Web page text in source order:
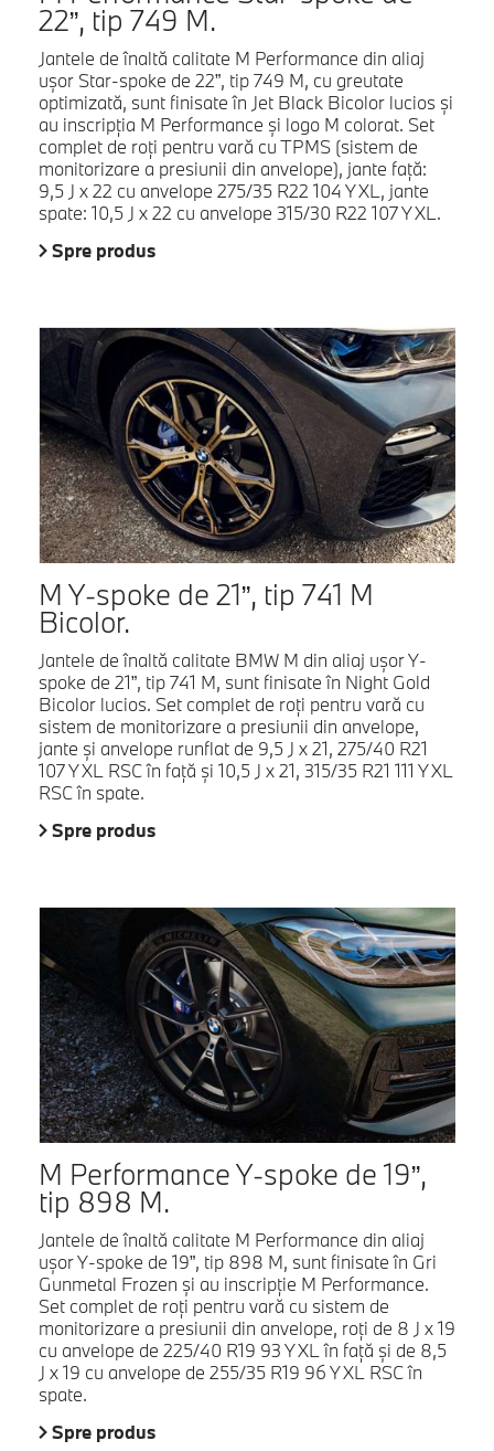
22”, tip 749 M.
Jantele de înaltă calitate M Performance din aliaj
uşor Star-spoke de 22”, tip 749 M, cu greutate
optimizată, sunt finisate în Jet Black Bicolor lucios şi
au inscripţia M Performance şi logo M colorat. Set
complet de roţi pentru vară cu TPMS (sistem de
monitorizare a presiunii din anvelope), jante faţă:
9,5 J x 22 cu anvelope 275/35 R22 104 Y XL, jante
spate: 10,5 J x 22 cu anvelope 315/30 R22 107 Y XL.
Spre produs
M Y-spoke de 21”, tip 741 M
Bicolor.
Jantele de înaltă calitate BMW M din aliaj uşor Y-
spoke de 21”, tip 741 M, sunt finisate în Night Gold
Bicolor lucios. Set complet de roţi pentru vară cu
sistem de monitorizare a presiunii din anvelope,
jante şi anvelope runflat de 9,5 J x 21, 275/40 R21
107 Y XL RSC în faţă şi 10,5 J x 21, 315/35 R21 111 Y XL
RSC în spate.
Spre produs
M Performance Y-spoke de 19”,
tip 898 M.
Jantele de înaltă calitate M Performance din aliaj
uşor Y-spoke de 19”, tip 898 M, sunt finisate în Gri
Gunmetal Frozen şi au inscripţie M Performance.
Set complet de roţi pentru vară cu sistem de
monitorizare a presiunii din anvelope, roţi de 8 J x 19
cu anvelope de 225/40 R19 93 Y XL în faţă şi de 8,5
J x 19 cu anvelope de 255/35 R19 96 Y XL RSC în
spate.
Spre produs